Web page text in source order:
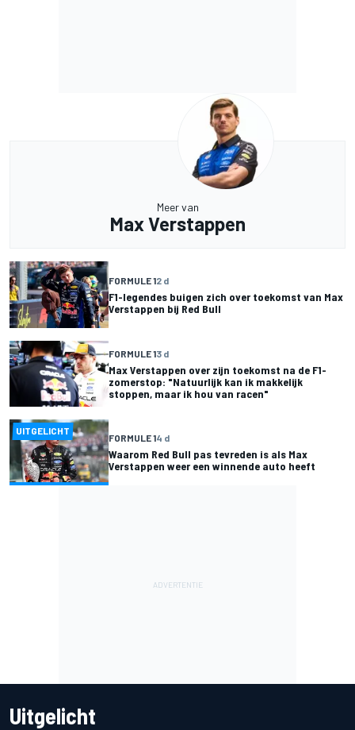
Meer van
Max Verstappen
FORMULE 12 d
F1-legendes buigen zich over toekomst van Max
Verstappen bij Red Bull
FORMULE 13 d
Max Verstappen over zijn toekomst na de F1-
zomerstop: "Natuurlijk kan ik makkelijk
stoppen, maar ik hou van racen"
UITGELICHT
FORMULE 14 d
Waarom Red Bull pas tevreden is als Max
Verstappen weer een winnende auto heeft
Uitgelicht